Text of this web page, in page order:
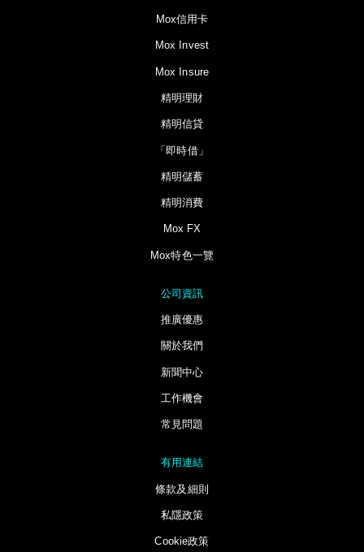
Mox信用卡
Mox Invest
Mox Insure
精明理財
精明信貸
「即時借」
精明儲蓄
精明消費
Mox FX
Mox特色一覽
公司資訊
推廣優惠
關於我們
新聞中心
工作機會
常見問題
有用連結
條款及細則
私隱政策
Cookie政策